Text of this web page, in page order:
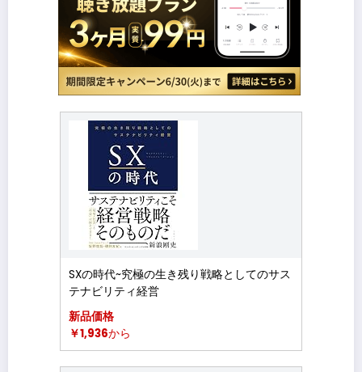
SXの時代~究極の生き残り戦略としてのサス
テナビリティ経営
新品価格
￥1,936から